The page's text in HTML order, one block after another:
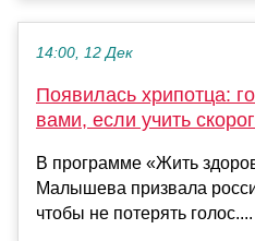
14:00, 12 Дек
Появилась хрипотца:
вами, если учить
В программе «Жить
Малышева призвала
чтобы не потерять голос....